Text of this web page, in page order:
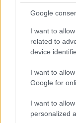
Google
I want to
related to
device
I want to
Google for
I want to
personalized
HIS BEST
🇬🇧
HTTPS://
🇫🇷
🇮🇹